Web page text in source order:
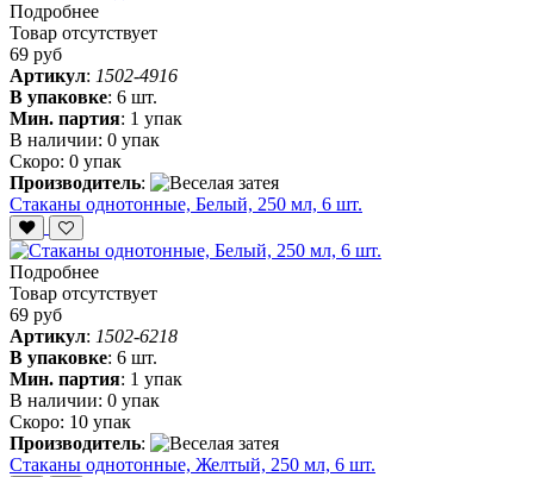
Подробнее
Товар отсутствует
69 руб
Артикул: 1502-4916
В упаковке: 6 шт.
Мин. партия: 1 упак
В наличии: 0 упак
Скоро: 0 упак
Производитель:
Стаканы однотонные, Белый, 250 мл, 6 шт.
Подробнее
Товар отсутствует
69 руб
Артикул: 1502-6218
В упаковке: 6 шт.
Мин. партия: 1 упак
В наличии: 0 упак
Скоро: 10 упак
Производитель:
Стаканы однотонные, Желтый, 250 мл, 6 шт.